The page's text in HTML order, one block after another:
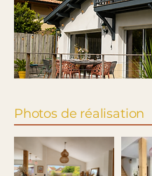
Photos de réalisation